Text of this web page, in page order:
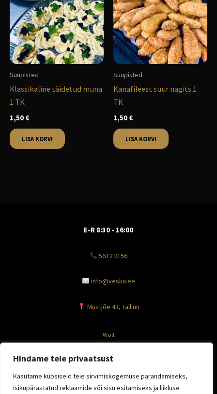
Hindame teie privaatsust
Kasutame küpsiseid teie sirvimiskogemuse parandamiseks,
isikupärastatud reklaamide või sisu esitamiseks ja liikluse
Suupisted
Klassikaline täidetud muna
1 TK
1,50 €
LISA KORVI
Suupisted
Kanafileest suur nagits 1
TK
1,50 €
LISA KORVI
E-R 8:30 - 16:00
5612 2156
info@veska.ee
Mustjõe 43, Tallinn
Wolt
Instagram